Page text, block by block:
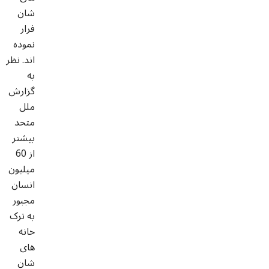
شان
فرار
نموده
اند. نظر
به
گزارش
ملل
متحد
بیشتر
از 60
میلیون
انسان
مجبور
به ترک
خانه
های
شان